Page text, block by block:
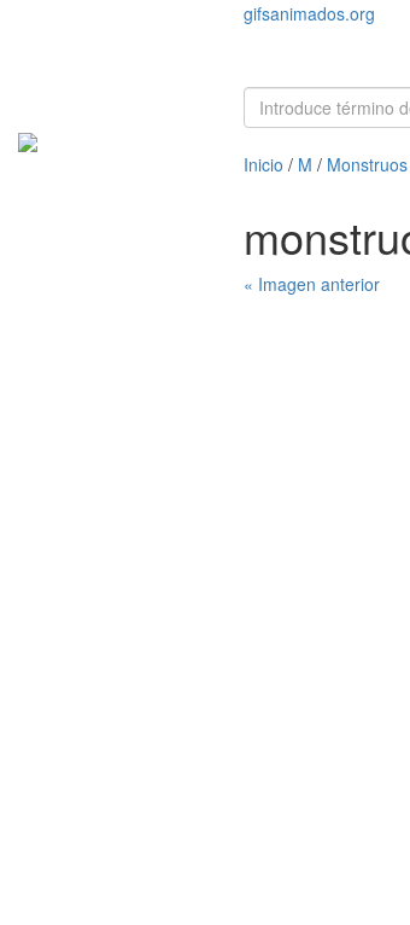
gifsanimados.org
Inicio / M /
« Imagen anterior